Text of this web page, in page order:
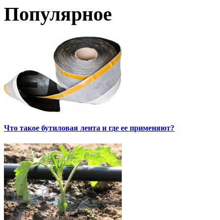
Популярное
Что такое бутиловая лента и где ее применяют?